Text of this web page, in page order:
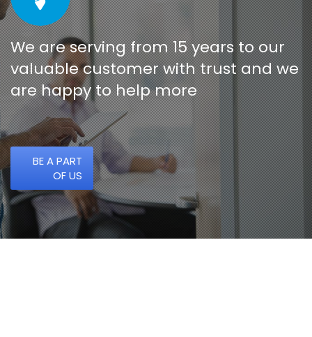
We are serving from 15 years to our
valuable customer with trust and we
are happy to help more
BE A PART
OF US